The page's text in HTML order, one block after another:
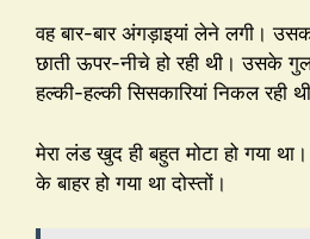
वह बार-बार अंगड़ाइयां लेने लगी।
छाती ऊपर-नीचे हो रही थी। उसके
हल्की-हल्की सिसकारियां निकल रही
मेरा लंड खुद ही बहुत मोटा हो गया था।
के बाहर हो गया था दोस्तों।